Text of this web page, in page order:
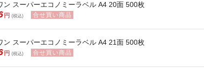
ン スーパーエコノミーラベル A4 20面 500枚
円 (税込) 合せ買い商品
ン スーパーエコノミーラベル A4 21面 500枚
円 (税込) 合せ買い商品